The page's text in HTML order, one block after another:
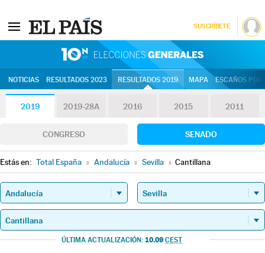
SUSCRÍBETE
NOTICIAS RESULTADOS 2023 RESULTADOS 2019 MAPA ESCAÑOS
2019 2019-28A 2016 2015 2011
CONGRESO SENADO
Estás en: Total España » Andalucía » Sevilla » Cantillana
ÚLTIMA ACTUALIZACIÓN: 10.09 CEST